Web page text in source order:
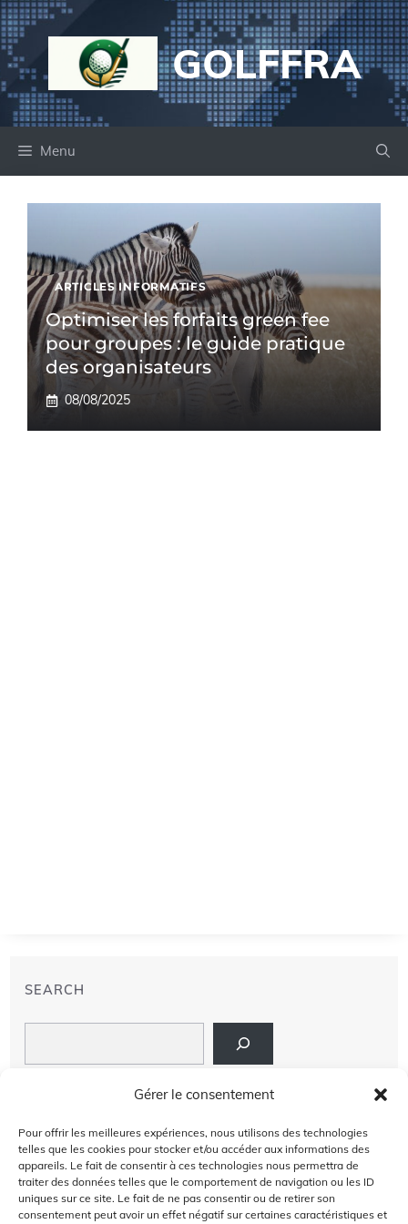
Gérer le consentement
Pour offrir les meilleures expériences, nous utilisons des technologies
telles que les cookies pour stocker et/ou accéder aux informations des
appareils. Le fait de consentir à ces technologies nous permettra de
traiter des données telles que le comportement de navigation ou les ID
uniques sur ce site. Le fait de ne pas consentir ou de retirer son
consentement peut avoir un effet négatif sur certaines caractéristiques et
Aller
au
contenu
GOLFFRA
Menu
ARTICLES INFORMATIFS
Optimiser les forfaits green fee
pour groupes : le guide pratique
des organisateurs
08/08/2025
SEARCH
À PROPOS DE NOUS
AVIS DE NON-RESPONSABILITÉ